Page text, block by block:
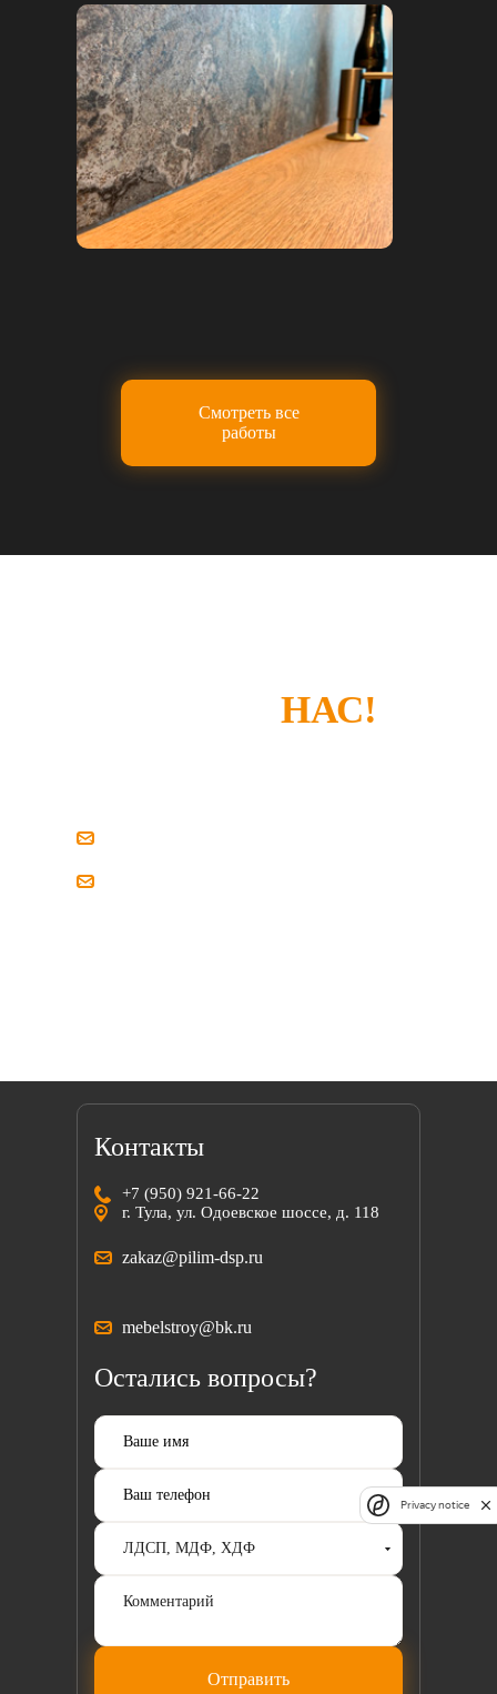
Смотреть все
работы
НАС!
Контакты
+7 (950) 921-66-22
г. Тула, ул. Одоевское шоссе, д. 118
zakaz@pilim-dsp.ru
mebelstroy@bk.ru
Остались вопросы?
Отправить
Privacy notice